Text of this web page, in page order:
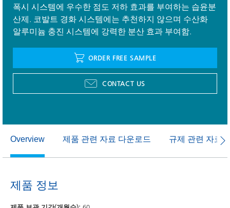
폭시 시스템에 우수한 점도 저하 효과를 부여하는 습윤분
산제. 코발트 경화 시스템에는 추천하지 않으며 수산화
알루미늄 충진 시스템에 강력한 분산 효과 부여함.
ORDER FREE SAMPLE
CONTACT US
Overview 제품 관련 자료 다운로드 규제 관련 자료
제품 정보